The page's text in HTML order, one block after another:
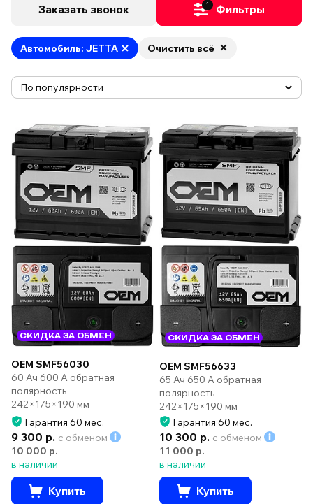
Заказать звонок 1 Фильтры
Автомобиль: JETTA Очистить всё
СКИДКА ЗА ОБМЕН
OEM SMF56030
60 Ач 600 А обратная
полярность
242×175×190 мм
Гарантия 60 мес.
9 300 р. с обменом
10 000 р.
в наличии
Купить
СКИДКА ЗА ОБМЕН
OEM SMF56633
65 Ач 650 А обратная
полярность
242×175×190 мм
Гарантия 60 мес.
10 300 р. с обменом
11 000 р.
в наличии
Купить